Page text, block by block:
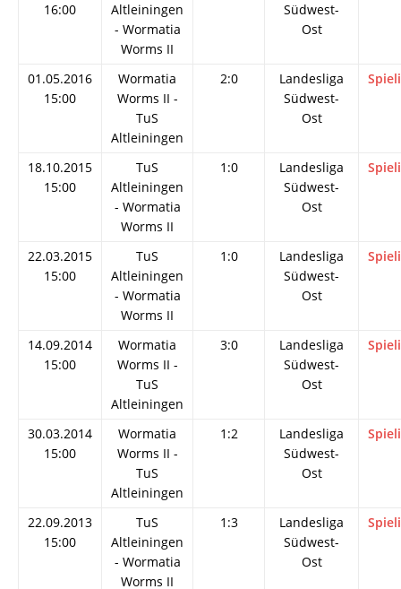
16:00
Altleiningen
- Wormatia
Worms II
Südwest-
Ost
01.05.2016
15:00
Wormatia
Worms II -
TuS
Altleiningen
2:0
Landesliga
Südwest-
Ost
18.10.2015
15:00
TuS
Altleiningen
- Wormatia
Worms II
1:0
Landesliga
Südwest-
Ost
22.03.2015
15:00
TuS
Altleiningen
- Wormatia
Worms II
1:0
Landesliga
Südwest-
Ost
14.09.2014
15:00
Wormatia
Worms II -
TuS
Altleiningen
3:0
Landesliga
Südwest-
Ost
30.03.2014
15:00
Wormatia
Worms II -
TuS
Altleiningen
1:2
Landesliga
Südwest-
Ost
22.09.2013
15:00
TuS
Altleiningen
- Wormatia
Worms II
1:3
Landesliga
Südwest-
Ost